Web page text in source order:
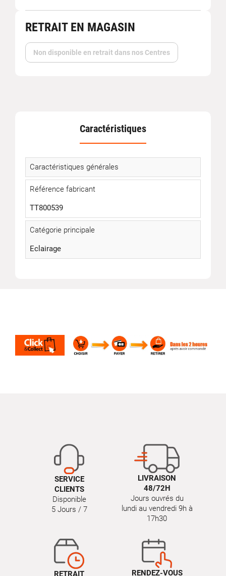
RETRAIT EN MAGASIN
Non disponible en retrait dans nos Centres
Caractéristiques
Caractéristiques générales
Référence fabricant
TT800539
Catégorie principale
Eclairage
SERVICE
CLIENTS
Disponible
5 Jours / 7
LIVRAISON
48/72H
Jours ouvrés du
lundi au vendredi 9h à
17h30
RETRAIT RENDEZ-VOUS